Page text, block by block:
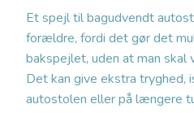
Et spejl til bagudvendt
forældre, fordi det gør det
bakspejlet, uden at man skal
Det kan give ekstra
autostolen eller på længere